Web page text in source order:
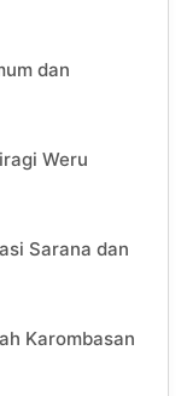
dan
Weru
Sarana dan
Karombasan